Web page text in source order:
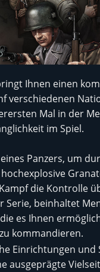
Ihnen einen
verschiedenen
Mal in der
im Spiel.
Panzers, um
die Kontrolle
beinhaltet
es Ihnen
kommandieren.
Einrichtungen
ausgeprägte